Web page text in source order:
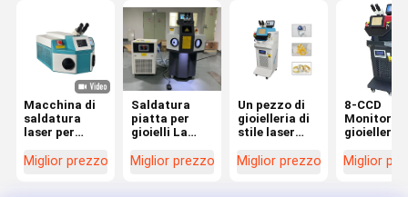
Macchina di
saldatura
laser per
schermo a
Miglior prezzo
Saldatura
piatta per
gioielli La
saldatura
Miglior prezzo
Un pezzo di
gioielleria di
stile laser
saldatura
Miglior prezzo
8-CCD
Monitor
gioielleria
Welding
Miglior